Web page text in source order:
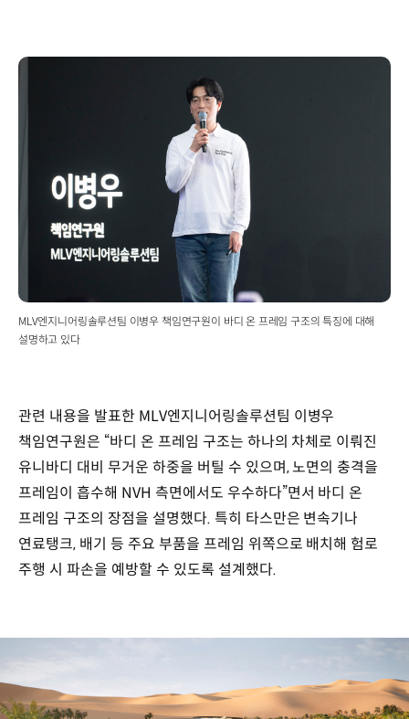
MLV엔지니어링솔루션팀 이병우 책임연구원이 바디 온 프레임 구조의 특징에 대해
설명하고 있다
관련 내용을 발표한 MLV엔지니어링솔루션팀 이병우
책임연구원은 “바디 온 프레임 구조는 하나의 차체로 이뤄진
유니바디 대비 무거운 하중을 버틸 수 있으며, 노면의 충격을
프레임이 흡수해 NVH 측면에서도 우수하다”면서 바디 온
프레임 구조의 장점을 설명했다. 특히 타스만은 변속기나
연료탱크, 배기 등 주요 부품을 프레임 위쪽으로 배치해 험로
주행 시 파손을 예방할 수 있도록 설계했다.